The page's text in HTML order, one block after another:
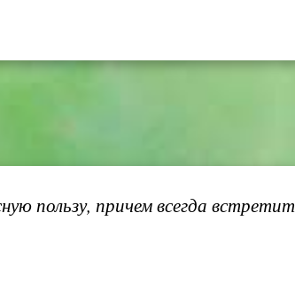
пользу, причем всегда